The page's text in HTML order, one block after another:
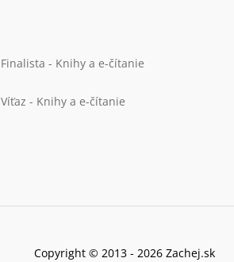
Finalista - Knihy a e-čítanie
Víťaz - Knihy a e-čítanie
Copyright © 2013 - 2026 Zachej.sk